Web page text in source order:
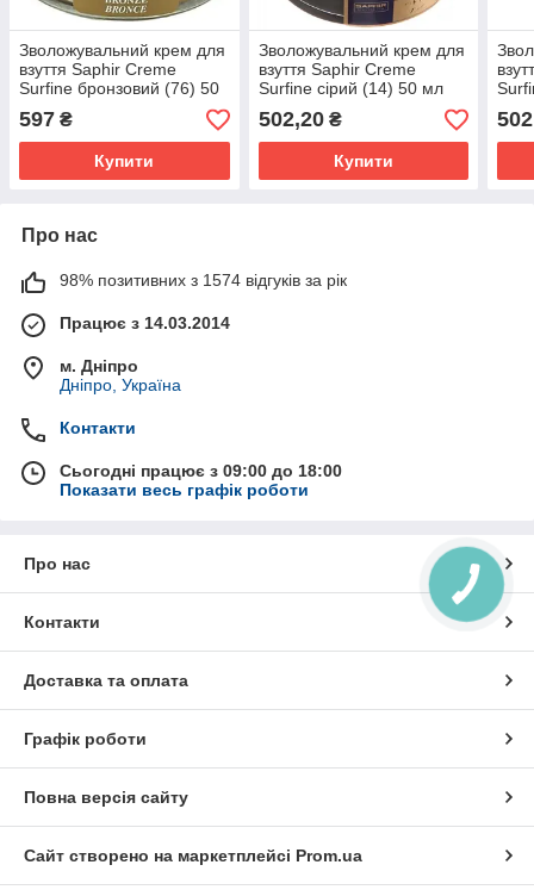
Зволожувальний крем для
взуття Saphir Creme
Surfine бронзовий (76) 50
мл
597 ₴
Купити
Зволожувальний крем для
взуття Saphir Creme
Surfine сірий (14) 50 мл
502,20₴
Купити
(31)
Про нас
98% позитивних з 1574 відгуків за рік
Працює з 14.03.2014
м. Дніпро
Дніпро, Україна
Контакти
Сьогодні працює з 09:00 до 18:00
Показати весь графік роботи
Про нас
Контакти
Доставка та оплата
Графік роботи
Повна версія сайту
Сайт створено на маркетплейсі Prom.ua